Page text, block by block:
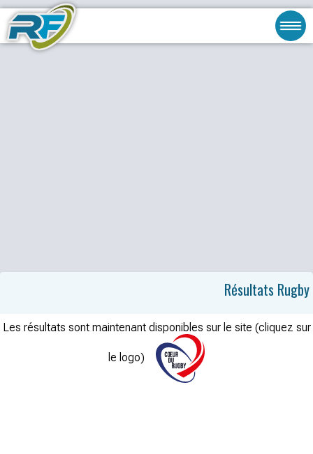
Résultats Rugby
Les résultats sont maintenant disponibles sur le site (cliquez sur
le logo)